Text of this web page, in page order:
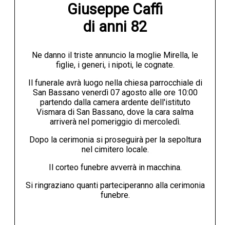
Giuseppe Caffi
di anni 82
Ne danno il triste annuncio la moglie Mirella, le
figlie, i generi, i nipoti, le cognate.
Il funerale avrà luogo nella chiesa parrocchiale di
San Bassano venerdì 07 agosto alle ore 10:00
partendo dalla camera ardente dell'istituto
Vismara di San Bassano, dove la cara salma
arriverà nel pomeriggio di mercoledì.
Dopo la cerimonia si proseguirà per la sepoltura
nel cimitero locale.
Il corteo funebre avverrà in macchina.
Si ringraziano quanti parteciperanno alla cerimonia
funebre.